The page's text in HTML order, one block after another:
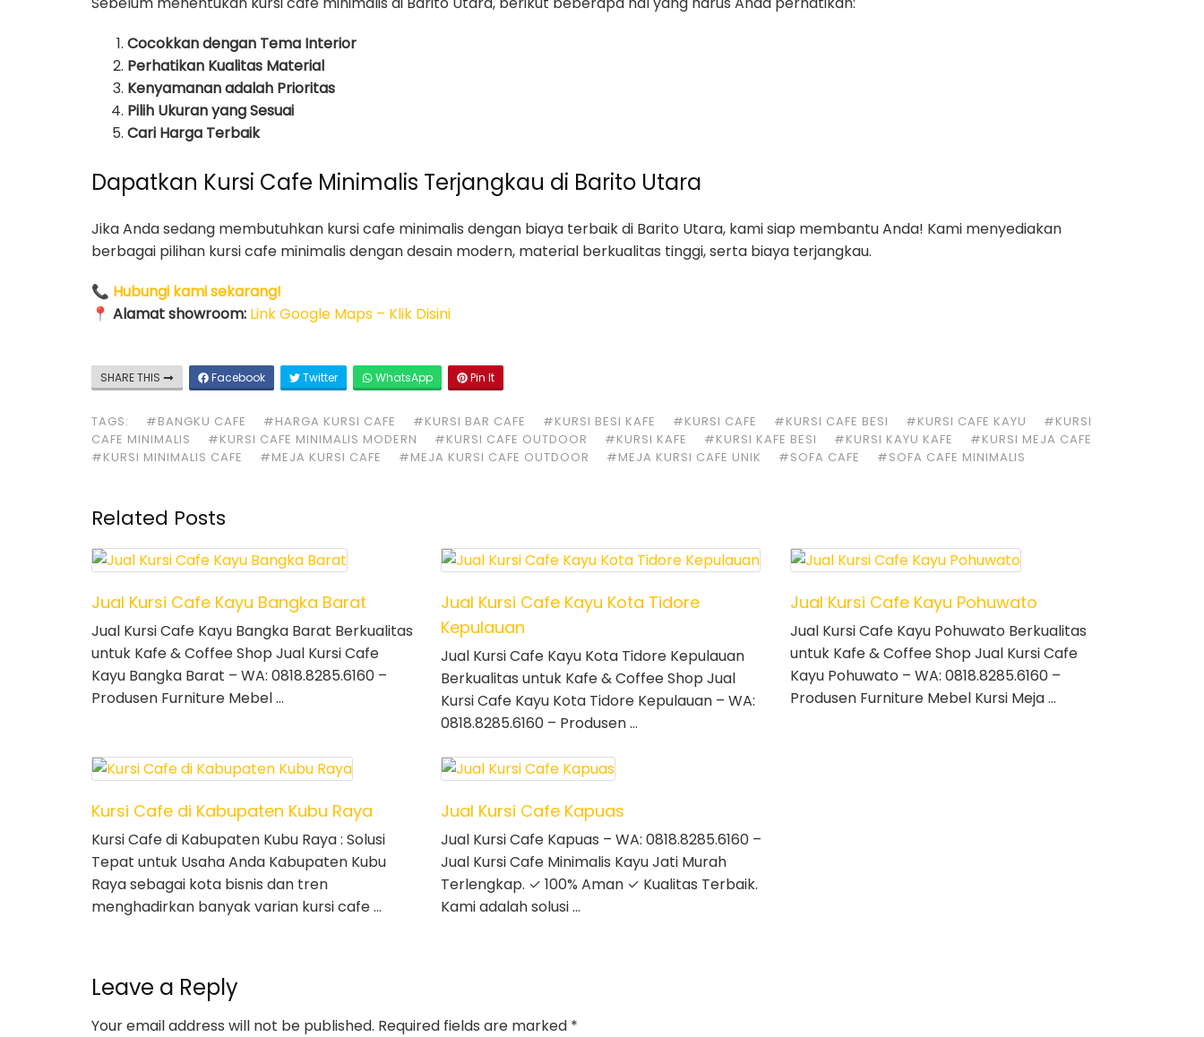
Cocokkan dengan Tema Interior
Perhatikan Kualitas Material
Kenyamanan adalah Prioritas
Pilih Ukuran yang Sesuai
Cari Harga Terbaik
Dapatkan Kursi Cafe Minimalis Terjangkau di Barito Utara
Jika Anda sedang membutuhkan kursi cafe minimalis dengan biaya terbaik di Barito Utara, kami siap membantu Anda! Kami menyediakan
berbagai pilihan kursi cafe minimalis dengan desain modern, material berkualitas tinggi, serta biaya terjangkau.
📞 Hubungi kami sekarang!
📍 Alamat showroom: Link Google Maps – Klik Disini
SHARE THIS Facebook Twitter WhatsApp Pin It
TAGS: #BANGKU CAFE #HARGA KURSI CAFE #KURSI BAR CAFE #KURSI BESI KAFE #KURSI CAFE #KURSI CAFE BESI #KURSI CAFE KAYU
#KURSI
CAFE MINIMALIS
#KURSI CAFE MINIMALIS MODERN #KURSI CAFE OUTDOOR #KURSI KAFE #KURSI KAFE BESI #KURSI KAYU KAFE
#KURSI MEJA CAFE
#KURSI MINIMALIS CAFE
#MEJA KURSI CAFE #MEJA KURSI CAFE OUTDOOR #MEJA KURSI CAFE UNIK #SOFA CAFE #SOFA CAFE MINIMALIS
Related Posts
Jual Kursi Cafe Kayu Bangka Barat
Jual Kursi Cafe Kayu Bangka Barat Berkualitas
untuk Kafe & Coffee Shop Jual Kursi Cafe
Kayu Bangka Barat – WA: 0818.8285.6160 –
Produsen Furniture Mebel …
Jual Kursi Cafe Kayu Kota Tidore
Kepulauan
Jual Kursi Cafe Kayu Kota Tidore Kepulauan
Berkualitas untuk Kafe & Coffee Shop Jual
Kursi Cafe Kayu Kota Tidore Kepulauan – WA:
0818.8285.6160 – Produsen …
Jual Kursi Cafe Kayu Pohuwato
Jual Kursi Cafe Kayu Pohuwato Berkualitas
untuk Kafe & Coffee Shop Jual Kursi Cafe
Kayu Pohuwato – WA: 0818.8285.6160 –
Produsen Furniture Mebel Kursi Meja …
Kursi Cafe di Kabupaten Kubu Raya
Kursi Cafe di Kabupaten Kubu Raya : Solusi
Tepat untuk Usaha Anda Kabupaten Kubu
Raya sebagai kota bisnis dan tren
menghadirkan banyak varian kursi cafe …
Jual Kursi Cafe Kapuas
Jual Kursi Cafe Kapuas – WA: 0818.8285.6160 –
Jual Kursi Cafe Minimalis Kayu Jati Murah
Terlengkap. ✓ 100% Aman ✓ Kualitas Terbaik.
Kami adalah solusi …
Leave a Reply
Your email address will not be published. Required fields are marked *